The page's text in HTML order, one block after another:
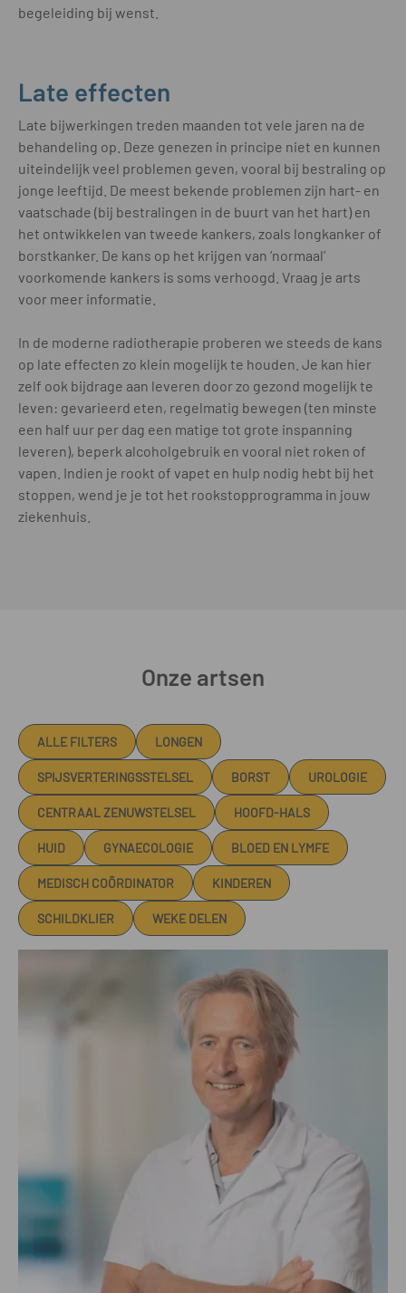
begeleiding bij wenst.
Late effecten
Late bijwerkingen treden maanden tot vele jaren na de
behandeling op. Deze genezen in principe niet en kunnen
uiteindelijk veel problemen geven, vooral bij bestraling op
jonge leeftijd. De meest bekende problemen zijn hart- en
vaatschade (bij bestralingen in de buurt van het hart) en
het ontwikkelen van tweede kankers, zoals longkanker of
borstkanker. De kans op het krijgen van ‘normaal’
voorkomende kankers is soms verhoogd. Vraag je arts
voor meer informatie.
In de moderne radiotherapie proberen we steeds de kans
op late effecten zo klein mogelijk te houden. Je kan hier
zelf ook bijdrage aan leveren door zo gezond mogelijk te
leven: gevarieerd eten, regelmatig bewegen (ten minste
een half uur per dag een matige tot grote inspanning
leveren), beperk alcoholgebruik en vooral niet roken of
vapen. Indien je rookt of vapet en hulp nodig hebt bij het
stoppen, wend je je tot het rookstopprogramma in jouw
ziekenhuis.
Onze artsen
ALLE FILTERS LONGEN
SPIJSVERTERINGSSTELSEL BORST UROLOGIE
CENTRAAL ZENUWSTELSEL HOOFD-HALS
HUID GYNAECOLOGIE BLOED EN LYMFE
MEDISCH COÖRDINATOR KINDEREN
SCHILDKLIER WEKE DELEN